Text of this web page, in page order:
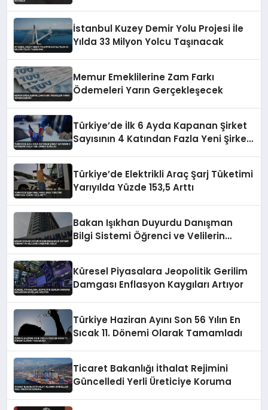
İstanbul Kuzey Demir Yolu Projesi İle
Yılda 33 Milyon Yolcu Taşınacak
Memur Emeklilerine Zam Farkı
Ödemeleri Yarın Gerçekleşecek
Türkiye’de İlk 6 Ayda Kapanan Şirket
Sayısının 4 Katından Fazla Yeni Şirket
Türkiye’de Elektrikli Araç Şarj Tüketimi
Yarıyılda Yüzde 153,5 Arttı
Bakan Işıkhan Duyurdu Danışman
Bilgi Sistemi Öğrenci ve Velilerin
Küresel Piyasalara Jeopolitik Gerilim
Damgası Enflasyon Kaygıları Artıyor
Türkiye Haziran Ayını Son 56 Yılın En
Sıcak 11. Dönemi Olarak Tamamladı
Ticaret Bakanlığı İthalat Rejimini
Güncelledi Yerli Üreticiye Koruma